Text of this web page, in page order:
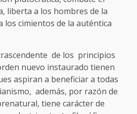
liberta a los hombres de la
los cimientos de la auténtica
de los princi­pios
nuevo instaurado tienen
aspiran a beneficiar a todas
además, por razón de
tiene carácter de